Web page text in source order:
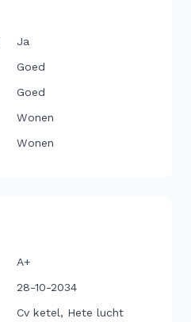
Ja
Goed
Goed
Wonen
Wonen
A+
28-10-2034
Cv ketel, Hete lucht